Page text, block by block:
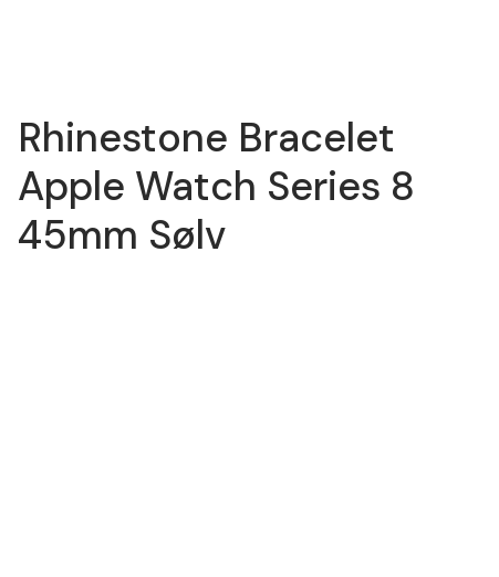
Rhinestone Bracelet
Apple Watch Series 8
45mm Sølv